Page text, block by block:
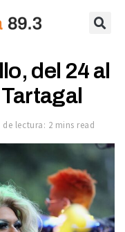
del 24 al
lectura: 2 mins read